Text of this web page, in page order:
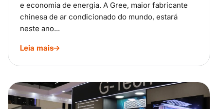
e economia de energia. A Gree, maior fabricante
chinesa de ar condicionado do mundo, estará
neste ano...
Leia mais